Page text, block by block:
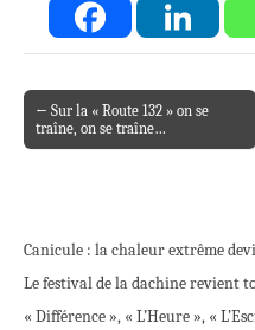
Post navigation
← Sur la « Route 132 » on se
traîne, on se traîne…
Canicule : la chaleur extrême
Le festival de la dachine revient
« Différence », « L’Heure », «